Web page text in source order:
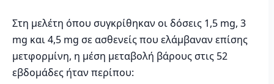
Στη μελέτη όπου συγκρίθηκαν οι δόσεις 1,5 mg, 3
mg και 4,5 mg σε ασθενείς που ελάμβαναν επίσης
μετφορμίνη, η μέση μεταβολή βάρους στις 52
εβδομάδες ήταν περίπου: